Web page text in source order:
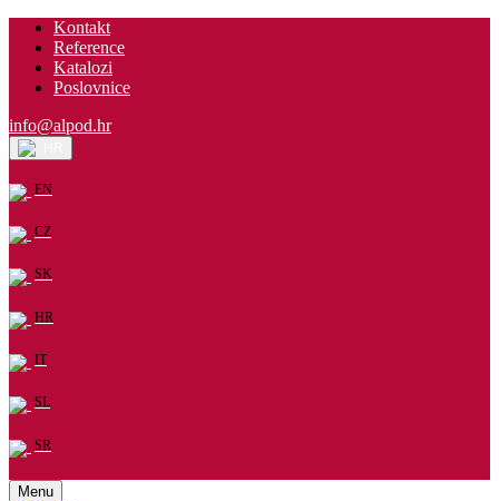
Kontakt
Reference
Katalozi
Poslovnice
info@alpod.hr
EN
CZ
SK
HR
IT
SL
SR
Menu